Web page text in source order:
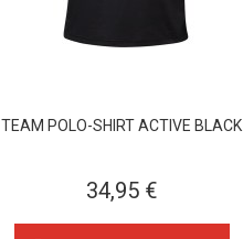
TEAM POLO-SHIRT ACTIVE BLACK
34,95 €